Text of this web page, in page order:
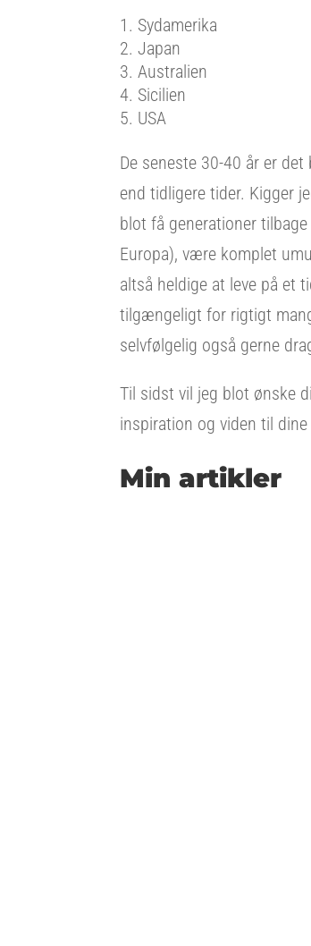
Sydamerika
Japan
Australien
Sicilien
USA
De seneste 30-40 år er
end tidligere tider. Kigger
blot få generationer
Europa), være komplet
altså heldige at leve på et
tilgængeligt for rigtigt
selvfølgelig også gerne
Til sidst vil jeg blot ønske
inspiration og viden til
Min artikler